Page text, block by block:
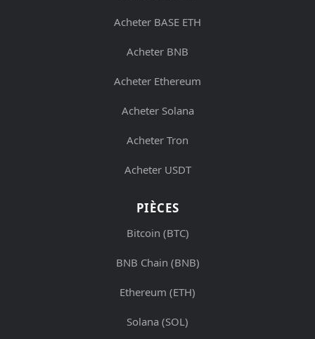
Acheter BASE ETH
Acheter BNB
Acheter Ethereum
Acheter Solana
Acheter Tron
Acheter USDT
PIÈCES
Bitcoin (BTC)
BNB Chain (BNB)
Ethereum (ETH)
Solana (SOL)